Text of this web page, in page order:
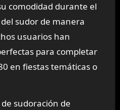
comodidad durante el
sudor de manera
usuarios han
para completar
en fiestas temáticas o
sudoración de